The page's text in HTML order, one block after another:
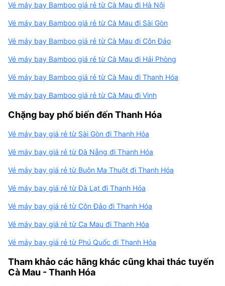
Vé máy bay Bamboo giá rẻ từ Cà Mau đi Hà Nội
Vé máy bay Bamboo giá rẻ từ Cà Mau đi Sài Gòn
Vé máy bay Bamboo giá rẻ từ Cà Mau đi Côn Đảo
Vé máy bay Bamboo giá rẻ từ Cà Mau đi Hải Phòng
Vé máy bay Bamboo giá rẻ từ Cà Mau đi Thanh Hóa
Vé máy bay Bamboo giá rẻ từ Cà Mau đi Vinh
Chặng bay phổ biến đến Thanh Hóa
Vé máy bay giá rẻ từ Sài Gòn đi Thanh Hóa
Vé máy bay giá rẻ từ Đà Nẵng đi Thanh Hóa
Vé máy bay giá rẻ từ Buôn Ma Thuột đi Thanh Hóa
Vé máy bay giá rẻ từ Đà Lạt đi Thanh Hóa
Vé máy bay giá rẻ từ Côn Đảo đi Thanh Hóa
Vé máy bay giá rẻ từ Ca Mau đi Thanh Hóa
Vé máy bay giá rẻ từ Phú Quốc đi Thanh Hóa
Tham khảo các hãng khác cũng khai thác tuyến
Cà Mau - Thanh Hóa